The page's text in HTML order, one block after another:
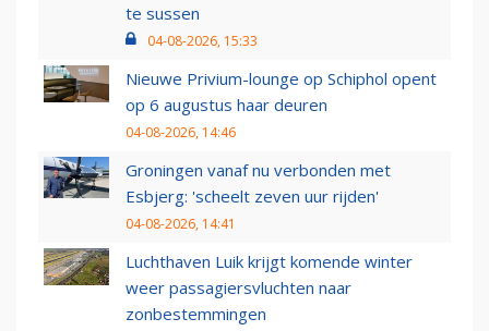
te sussen
04-08-2026, 15:33
Nieuwe Privium-lounge op Schiphol opent
op 6 augustus haar deuren
04-08-2026, 14:46
Groningen vanaf nu verbonden met
Esbjerg: 'scheelt zeven uur rijden'
04-08-2026, 14:41
Luchthaven Luik krijgt komende winter
weer passagiersvluchten naar
zonbestemmingen